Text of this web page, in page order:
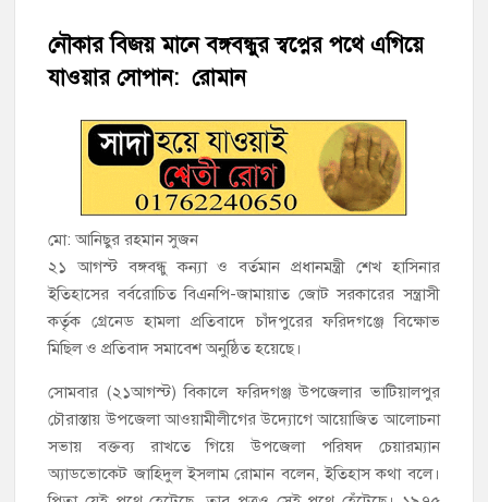
অভিভাবক সমাবেশ
হাজীগঞ্জে অস্বাস্থ্যকর পরিবেশে খাবার প্রস্তুত: ২ হোটেলকে ৪৫ হাজার
হাজীগঞ্জে ৬ বছরের শিশুকে ধর্ষণের অভিযোগে কেয়ারটেকার আটক
হাজীগঞ্জের রাজারগাঁও উবিতে জুলাই গণঅভ্যুত্থান দিবস পালন
হাজীগঞ্জ সরকারি মডেল পাইলট হাই স্কুল অ্যান্ড কলেজে ‘জুলাই
গণঅভ্যুত্থান দিবস’ পালিত
‘জনগণের ভোটে নির্বাচিত হয়ে ফরিদগঞ্জের উন্নয়নে কাজ করছি’ :
আলহাজ্ব এমএ হান্নান এমপি
নৌ পুলিশ ফাঁড়ির নাকের ডগায় কারেন্ট জালের দাপট, মতলবে প্রকাশ্যে
নিষিদ্ধ জাল মেরামত ও মাছ শিকার
নৌকার বিজয় মানে বঙ্গবন্ধুর স্বপ্নের পথে এগিয়ে
যাওয়ার সোপান: রোমান
মো: আনিছুর রহমান সুজন
২১ আগস্ট বঙ্গবন্ধু কন্যা ও বর্তমান প্রধানমন্ত্রী শেখ হাসিনার
ইতিহাসের বর্বরোচিত বিএনপি-জামায়াত জোট সরকারের সন্ত্রাসী
কর্তৃক গ্রেনেড হামলা প্রতিবাদে চাঁদপুরের ফরিদগঞ্জে বিক্ষোভ
মিছিল ও প্রতিবাদ সমাবেশ অনুষ্ঠিত হয়েছে।
সোমবার (২১আগস্ট) বিকালে ফরিদগঞ্জ উপজেলার ভাটিয়ালপুর
চৌরাস্তায় উপজেলা আওয়ামীলীগের উদ্যোগে আয়োজিত আলোচনা
সভায় বক্তব্য রাখতে গিয়ে উপজেলা পরিষদ চেয়ারম্যান
অ্যাডভোকেট জাহিদুল ইসলাম রোমান বলেন, ইতিহাস কথা বলে।